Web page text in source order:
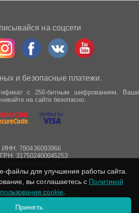
на соцсети
и безопасные платежи.
с 256-битным шифрованием. Ваши
на сайте безопасно.
ИНН: 780436093966
317502400045253
© 2012 - 2025 wepro.ru
файлы для улучшения работы сайта.
вы соглашаетесь с Политикой
cookie
Принять